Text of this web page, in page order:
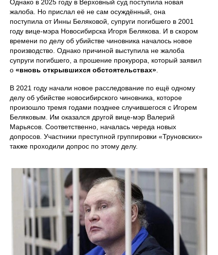
Однако в 2025 году в Верховный суд поступила новая
жалоба. Но прислал её не сам осуждённый, она
поступила от Инны Беляковой, супруги погибшего в 2001
году вице-мэра Новосибирска Игоря Белякова. И в скором
времени по делу об убийстве чиновника началось новое
производство. Однако причиной выступила не жалоба
супруги погибшего, а прошение прокурора, который заявил
о «вновь открывшихся обстоятельствах»
В 2021 году начали новое расследование по ещё одному
делу об убийстве новосибирского чиновника, которое
произошло тремя годами позднее случившегося с Игорем
Беляковым. Им оказался другой вице-мэр Валерий
Марьясов. Соответственно, началась череда новых
допросов. Участники преступной группировки «Труновских»
также проходили допрос по этому делу.